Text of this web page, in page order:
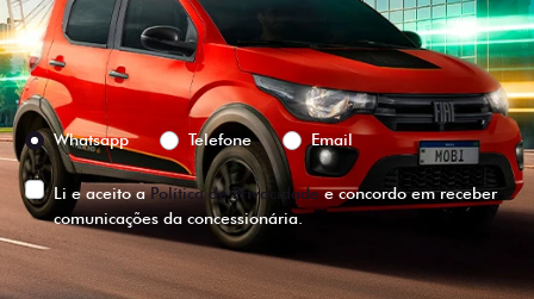
Versão escolhida
Preferência de contato:
Whatsapp
Telefone Email
Li e aceito aPolítica de Privacidadee concordo em receber
comunicações da concessionária.
ENTRAR EM CONTATO